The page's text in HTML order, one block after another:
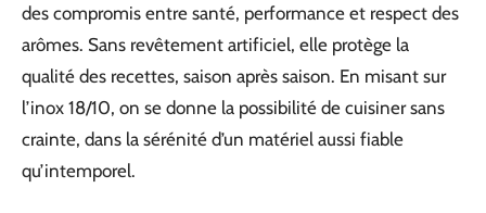
des compromis entre santé, performance et respect des
arômes. Sans revêtement artificiel, elle protège la
qualité des recettes, saison après saison. En misant sur
l’inox 18/10, on se donne la possibilité de cuisiner sans
crainte, dans la sérénité d’un matériel aussi fiable
qu’intemporel.